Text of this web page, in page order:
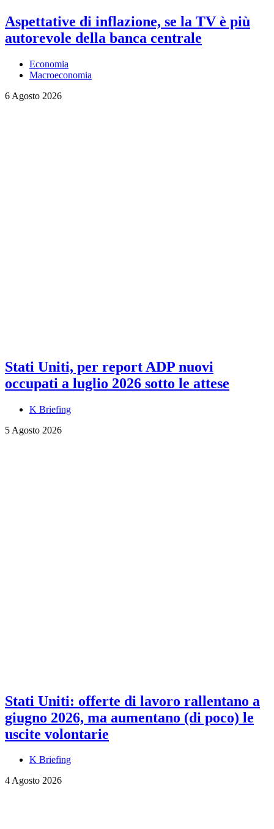
Aspettative di inflazione, se la TV è più
autorevole della banca centrale
Economia
Macroeconomia
6 Agosto 2026
Stati Uniti, per report ADP nuovi
occupati a luglio 2026 sotto le attese
K Briefing
5 Agosto 2026
Stati Uniti: offerte di lavoro rallentano a
giugno 2026, ma aumentano (di poco) le
uscite volontarie
K Briefing
4 Agosto 2026